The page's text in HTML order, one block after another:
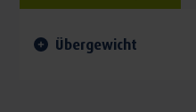
Übergewicht